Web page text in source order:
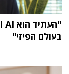
בעולם הפיזי"